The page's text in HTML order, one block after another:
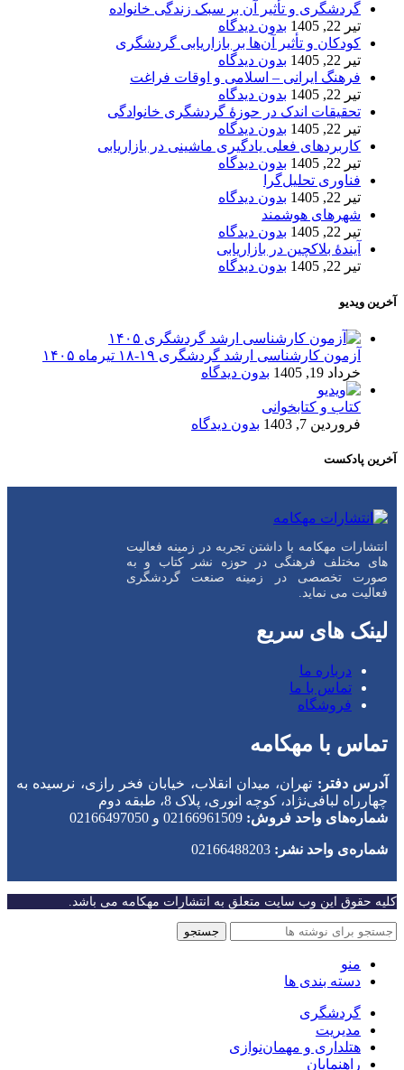
گردشگری و تأثیر آن بر سبک زندگی خانواده
تیر 22, 1405
بدون دیدگاه
کودکان و تأثیر آن‌ها بر بازاریابی گردشگری
تیر 22, 1405
بدون دیدگاه
فرهنگ ایرانی – اسلامی و اوقات فراغت
تیر 22, 1405
بدون دیدگاه
تحقیقات اندک در حوزۀ گردشگری خانوادگی
تیر 22, 1405
بدون دیدگاه
کاربردهای فعلی یادگیری ماشینی در بازاریابی
تیر 22, 1405
بدون دیدگاه
فناوری تحلیل‌گرا
تیر 22, 1405
بدون دیدگاه
شهرهای هوشمند
تیر 22, 1405
بدون دیدگاه
آیندۀ بلاکچین در بازاریابی
تیر 22, 1405
بدون دیدگاه
آخرین ویدیو
آزمون کارشناسی ارشد گردشگری ۱۹-۱۸ تیرماه ۱۴۰۵
خرداد 19, 1405
بدون دیدگاه
کتاب و کتابخوانی
فروردین 7, 1403
بدون دیدگاه
آخرین پادکست
انتشارات مهکامه با داشتن تجربه در زمینه فعالیت
های مختلف فرهنگی در حوزه نشر کتاب و به
صورت تخصصی در زمینه صنعت گردشگری
فعالیت می نماید.
لینک های سریع
درباره ما
تماس با ما
فروشگاه
تماس با مهکامه
آدرس دفتر: تهران، میدان انقلاب، خیابان فخر رازی، نرسیده به
چهارراه لبافی‌نژاد، کوچه انوری، پلاک 8، طبقه دوم
شماره‌های واحد فروش: 02166961509 و 02166497050
شماره‌‌ی واحد نشر:
کلیه حقوق این وب سایت متعلق به انتشارات مهکامه می باشد.
جستجو
منو
دسته بندی ها
گردشگری
مدیریت
هتلداری و مهمان‌نوازی
راهنمایان